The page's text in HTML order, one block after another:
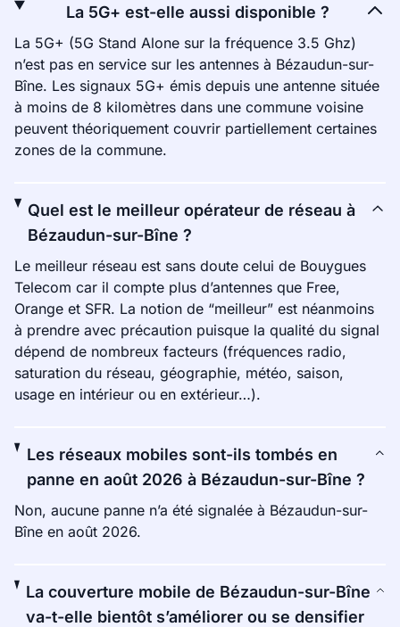
La 5G+ est-elle aussi disponible ?
La 5G+ (5G Stand Alone sur la fréquence 3.5 Ghz)
n’est pas en service sur les antennes à Bézaudun-sur-
Bîne. Les signaux 5G+ émis depuis une antenne située
à moins de 8 kilomètres dans une commune voisine
peuvent théoriquement couvrir partiellement certaines
zones de la commune.
Quel est le meilleur opérateur de réseau à
Bézaudun-sur-Bîne ?
Le meilleur réseau est sans doute celui de Bouygues
Telecom car il compte plus d’antennes que Free,
Orange et SFR. La notion de “meilleur” est néanmoins
à prendre avec précaution puisque la qualité du signal
dépend de nombreux facteurs (fréquences radio,
saturation du réseau, géographie, météo, saison,
usage en intérieur ou en extérieur…).
Les réseaux mobiles sont-ils tombés en
panne en août 2026 à Bézaudun-sur-Bîne ?
Non, aucune panne n’a été signalée à Bézaudun-sur-
Bîne en août 2026.
La couverture mobile de Bézaudun-sur-Bîne
va-t-elle bientôt s’améliorer ou se densifier